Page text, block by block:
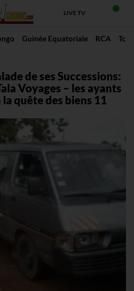
LIVE TV
Guinée Equatoriale RCA
de ses Successions:
Voyages – les ayants
quête des biens 11